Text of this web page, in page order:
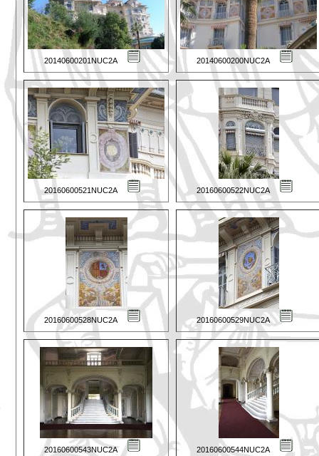
20140600201NUC2A 20140600200NUC2A
20160600521NUC2A 20160600522NUC2A
20160600528NUC2A 20160600529NUC2A
20160600543NUC2A 20160600544NUC2A